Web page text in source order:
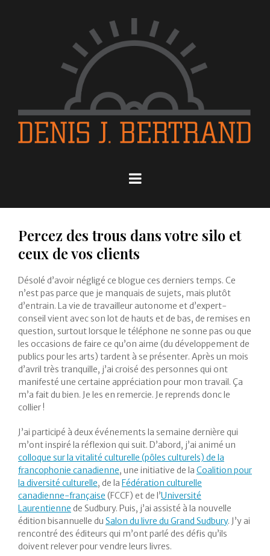
Percez des trous dans votre silo et
ceux de vos clients
Désolé d’avoir négligé ce blogue ces derniers temps. Ce
n’est pas parce que je manquais de sujets, mais plutôt
d’entrain. La vie de travailleur autonome et d’expert-
conseil vient avec son lot de hauts et de bas, de remises en
question, surtout lorsque le téléphone ne sonne pas ou que
les occasions de faire ce qu’on aime (du développement de
publics pour les arts) tardent à se présenter. Après un mois
d’avril très tranquille, j’ai croisé des personnes qui ont
manifesté une certaine appréciation pour mon travail. Ça
m’a fait du bien. Je les en remercie. Je reprends donc le
collier !
J’ai participé à deux événements la semaine dernière qui
m’ont inspiré la réflexion qui suit. D’abord, j’ai animé un
colloque sur la vitalité culturelle (pôles culturels) de la
francophonie canadienne, une initiative de la Coalition pour
la diversité culturelle, de la Fédération culturelle
canadienne-française (FCCF) et de l’Université
Laurentienne de Sudbury. Puis, j’ai assisté à la nouvelle
édition bisannuelle du Salon du livre du Grand Sudbury. J’y ai
rencontré des éditeurs qui m’ont parlé des défis qu’ils
doivent relever pour vendre leurs livres.